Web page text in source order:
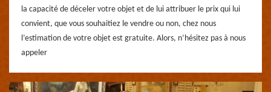
la capacité de déceler votre objet et de lui attribuer le prix qui lui
convient, que vous souhaitiez le vendre ou non, chez nous
l’estimation de votre objet est gratuite. Alors, n’hésitez pas à nous
appeler